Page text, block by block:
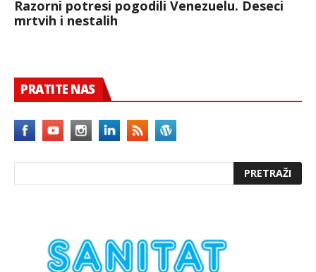
Razorni potresi pogodili Venezuelu. Deseci
mrtvih i nestalih
PRATITE NAS